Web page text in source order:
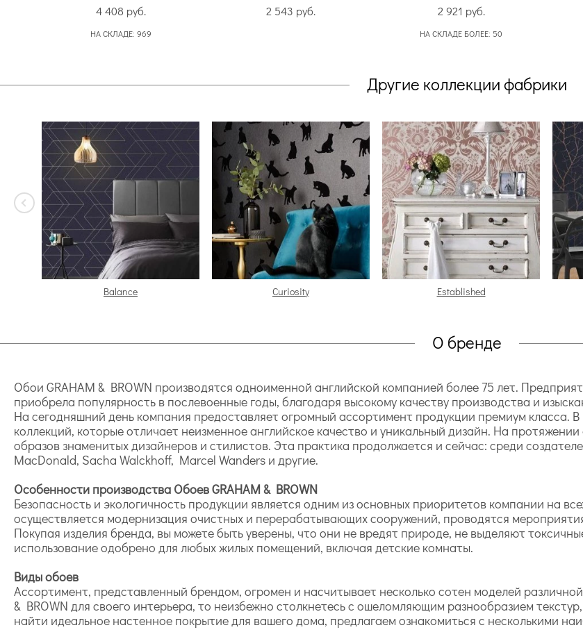
4 408 руб.
НА СКЛАДЕ: 969
2 543 руб. 2 921 руб.
НА СКЛАДЕ БОЛЕЕ: 50
Другие коллекции фабрики
Balance Curiosity Established
О бренде
Обои GRAHAM & BROWN производятся одноименной английской компанией более 75 лет.
приобрела популярность в послевоенные годы, благодаря высокому качеству производства и
На сегодняшний день компания предоставляет огромный ассортимент продукции премиум класса.
коллекций, которые отличает неизменное английское качество и уникальный дизайн. На
образов знаменитых дизайнеров и стилистов. Эта практика продолжается и сейчас: среди
MacDonald, Sacha Walckhoff, Marcel Wanders и другие.
Особенности производства Обоев GRAHAM & BROWN
Безопасность и экологичность продукции является одним из основных приоритетов компании на
осуществляется модернизация очистных и перерабатывающих сооружений, проводятся
Покупая изделия бренда, вы можете быть уверены, что они не вредят природе, не выделяют
использование одобрено для любых жилых помещений, включая детские комнаты.
Виды обоев
Ассортимент, представленный брендом, огромен и насчитывает несколько сотен моделей
& BROWN для своего интерьера, то неизбежно столкнетесь с ошеломляющим разнообразием
найти идеальное настенное покрытие для вашего дома, предлагаем ознакомиться с несколькими